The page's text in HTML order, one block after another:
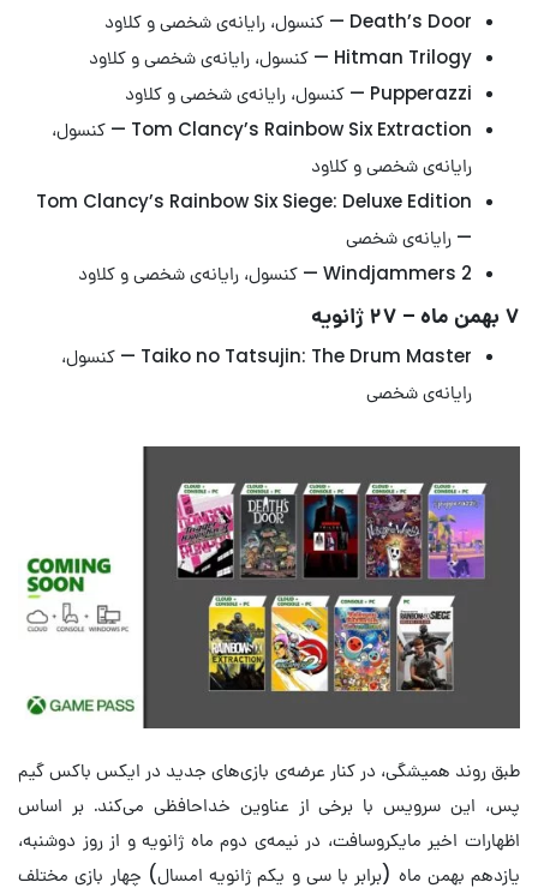
Death’s Door — کنسول، رایانه‌ی شخصی و کلاود
Hitman Trilogy — کنسول، رایانه‌ی شخصی و کلاود
Pupperazzi — کنسول، رایانه‌ی شخصی و کلاود
Tom Clancy’s Rainbow Six Extraction — کنسول،
رایانه‌ی شخصی و کلاود
Tom Clancy’s Rainbow Six Siege: Deluxe Edition
— رایانه‌ی شخصی
Windjammers 2 — کنسول، رایانه‌ی شخصی و کلاود
۷ بهمن ماه – ۲۷ ژانویه
Taiko no Tatsujin: The Drum Master — کنسول،
رایانه‌ی شخصی
طبق روند همیشگی، در کنار عرضه‌ی بازی‌های جدید در ایکس‌ باکس گیم
پس، این سرویس با برخی از عناوین خداحافظی می‌کند. بر اساس
اظهارات اخیر مایکروسافت، در نیمه‌ی دوم ماه ژانویه و از روز دوشنبه،
یازدهم بهمن ماه (برابر با سی و یکم ژانویه امسال) چهار بازی مختلف